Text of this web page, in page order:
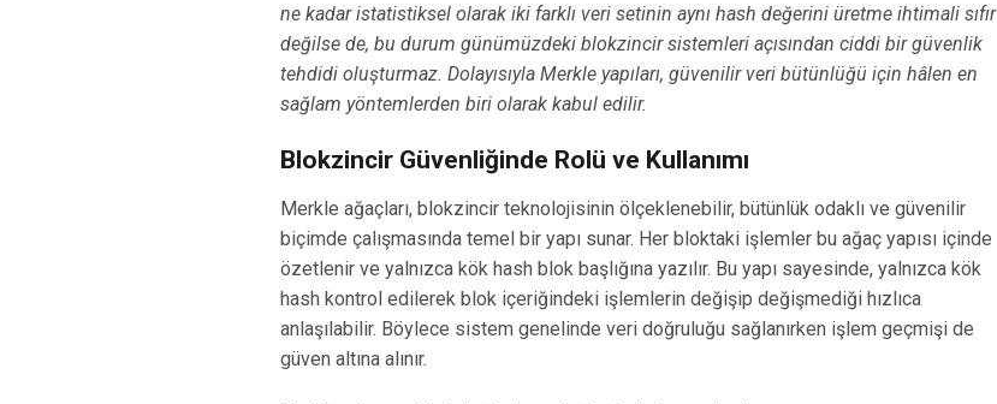
ne kadar istatistiksel olarak iki farklı veri setinin aynı hash değerini üretme ihtimali sıfır
değilse de, bu durum günümüzdeki blokzincir sistemleri açısından ciddi bir güvenlik
tehdidi oluşturmaz. Dolayısıyla Merkle yapıları, güvenilir veri bütünlüğü için hâlen en
sağlam yöntemlerden biri olarak kabul edilir.
Blokzincir Güvenliğinde Rolü ve Kullanımı
Merkle ağaçları, blokzincir teknolojisinin ölçeklenebilir, bütünlük odaklı ve güvenilir
biçimde çalışmasında temel bir yapı sunar. Her bloktaki işlemler bu ağaç yapısı içinde
özetlenir ve yalnızca kök hash blok başlığına yazılır. Bu yapı sayesinde, yalnızca kök
hash kontrol edilerek blok içeriğindeki işlemlerin değişip değişmediği hızlıca
anlaşılabilir. Böylece sistem genelinde veri doğruluğu sağlanırken işlem geçmişi de
güven altına alınır.